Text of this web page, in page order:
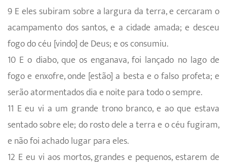
9 E eles subiram sobre a largura da terra, e cercaram o
acampamento dos santos, e a cidade amada; e desceu
fogo do céu [vindo] de Deus; e os consumiu.
10 E o diabo, que os enganava, foi lançado no lago de
fogo e enxofre, onde [estão] a besta e o falso profeta; e
serão atormentados dia e noite para todo o sempre.
11 E eu vi a um grande trono branco, e ao que estava
sentado sobre ele; do rosto dele a terra e o céu fugiram,
e não foi achado lugar para eles.
12 E eu vi aos mortos, grandes e pequenos, estarem de